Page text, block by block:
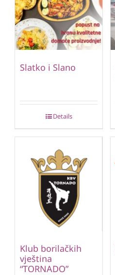
Slatko i Slano
Details
Klub borilačkih
vještina
“TORNADO”